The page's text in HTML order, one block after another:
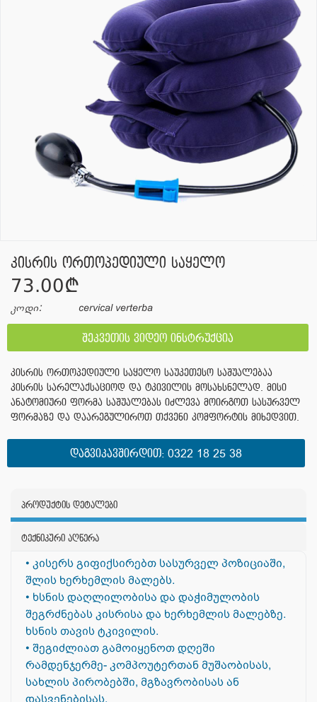
კისრის ორთოპედიული საყელო
73.00¢
კოდი: cervical verterba
შეკვეთის ვიდეო ინსტრუქცია
კისრის ორთოპედიული საყელო საუკეთესო საშუალებაა
კისრის სარელაქსაციოდ და ტკივილის მოსახსნელად. მისი
ანატომიური ფორმა საშუალებას იძლევა მოირგოთ სასურველ
ფორმაზე და დაარეგულიროთ თქვენი კომფორტის მიხედვით.
ᲓᲐᲒᲕᲘᲙᲐᲕᲨᲘᲠᲓᲘᲗ:0322 18 25 38
პროდუქტის დეტალები
ტექნიკური აღწერა
• კისერს გიფიქსირებთ სასურველ პოზიციაში,
შლის ხერხემლის მალებს.
• ხსნის დაღლილობისა და დაჭიმულობის
შეგრძნებას კისრისა და ხერხემლის მალებზე.
ხსნის თავის ტკივილის.
• შეგიძლიათ გამოიყენოთ დღეში
რამდენჯერმე- კომპოუტერთან მუშაობისას,
სახლის პირობებში, მგზავრობისას ან
დასვენებისას.